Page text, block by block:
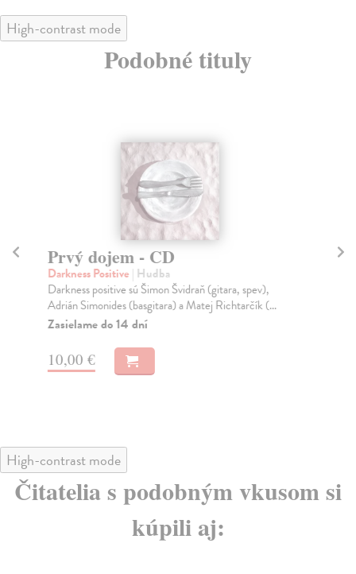
High-contrast mode
Podobné tituly
Prvý dojem - CD
Darkness Positive | Hudba
Darkness positive sú Šimon Švidraň (gitara, spev),
Adrián Simonides (basgitara) a Matej Richtarčík (...
Zasielame do 14 dní
10,00 €
High-contrast mode
Čitatelia s podobným vkusom si
kúpili aj: